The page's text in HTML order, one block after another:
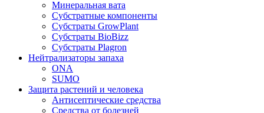
Минеральная вата
Субстратные компоненты
Субстраты GrowPlant
Субстраты BioBizz
Субстраты Plagron
Нейтрализаторы запаха
ONA
SUMO
Защита растений и человека
Антисептические средства
Средства от болезней